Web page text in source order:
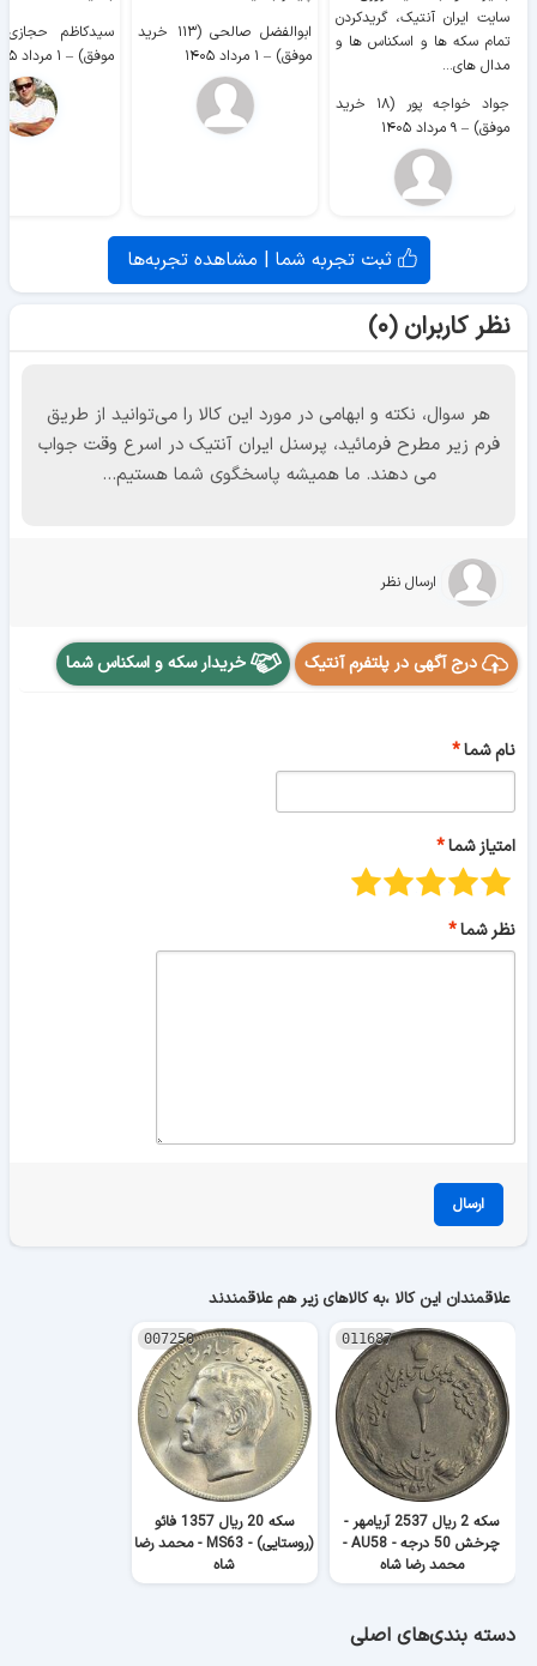
سایت ايران آنتیک، گریدکردن
تمام سکه ها و اسکناس ها و
مدال های...
جواد خواجه پور (۱۸ خرید
موفق) – ۹ مرداد ۱۴۰۵
ابوالفضل صالحی (۱۱۳ خرید
موفق) – ۱ مرداد ۱۴۰۵ موفق) – ۱ مرداد ۱۴۰۵
ثبت تجربه شما | مشاهده تجربه‌ها
نظر کاربران (۰)
هر سوال، نکته و ابهامی در مورد این کالا را می‌توانید از طریق
فرم زیر مطرح فرمائید، پرسنل ایران آنتیک در اسرع وقت جواب
می دهند. ما همیشه پاسخگوی شما هستیم...
ارسال نظر
درج آگهی در پلتفرم آنتیک خریدار سکه و اسکناس شما
نام شما
امتیاز شما
نظر شما
ارسال
علاقمندان این کالا ،به کالاهای زیر هم علاقمندند
011687
سکه 2 ریال 2537 آریامهر -
چرخش 50 درجه - AU58 -
محمد رضا شاه
007250
سکه 20 ریال 1357 فائو
(روستایی) - MS63 - محمد رضا
شاه
دسته بندی‌های اصلی